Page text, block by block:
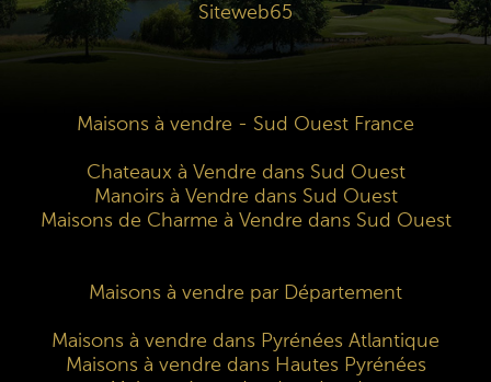
Siteweb65
Maisons à vendre - Sud Ouest France
Chateaux à Vendre dans Sud Ouest
Manoirs à Vendre dans Sud Ouest
Maisons de Charme à Vendre dans Sud Ouest
Maisons à vendre par Département
Maisons à vendre dans Pyrénées Atlantique
Maisons à vendre dans Hautes Pyrénées